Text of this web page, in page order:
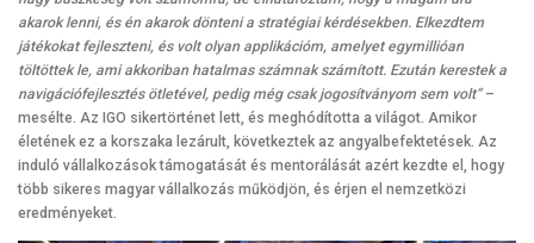
akarok lenni, és én akarok dönteni a stratégiai kérdésekben. Elkezdtem
játékokat fejleszteni, és volt olyan applikációm, amelyet egymillióan
töltöttek le, ami akkoriban hatalmas számnak számított. Ezután kerestek a
navigációfejlesztés ötletével, pedig még csak jogosítványom sem volt”–
mesélte. Az IGO sikertörténet lett, és meghódította a világot. Amikor
életének ez a korszaka lezárult, következtek az angyalbefektetések. Az
induló vállalkozások támogatását és mentorálását azért kezdte el, hogy
több sikeres magyar vállalkozás működjön, és érjen el nemzetközi
eredményeket.